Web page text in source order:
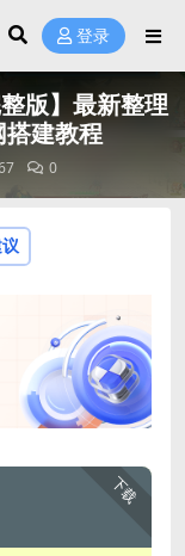
登录
版】最新整理
建教程
0
下载